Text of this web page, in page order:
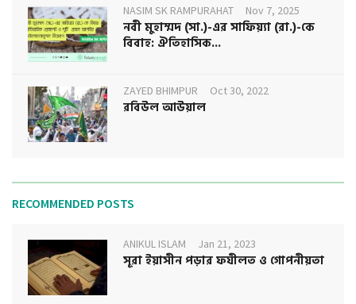
NASIM SK RAMPURAHAT Nov 7, 2025
নবী মুহাম্মদ (সা.)-এর সাফিয়্যা (রা.)-কে
বিবাহ: ঐতিহাসিক...
ZAYED BHIMPUR Oct 30, 2022
রবিউল আউয়াল
RECOMMENDED POSTS
ANIKUL ISLAM Jan 21, 2023
সূরা ইয়াসীন পড়ার ফযীলত ও গোপনীয়তা